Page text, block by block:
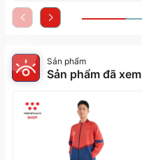
Sản phẩm
Sản phẩm đã xem